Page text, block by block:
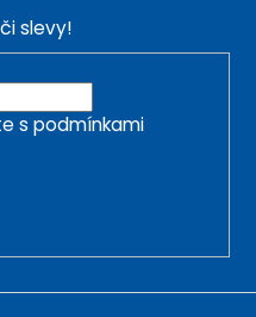
slevy!
s podmínkami